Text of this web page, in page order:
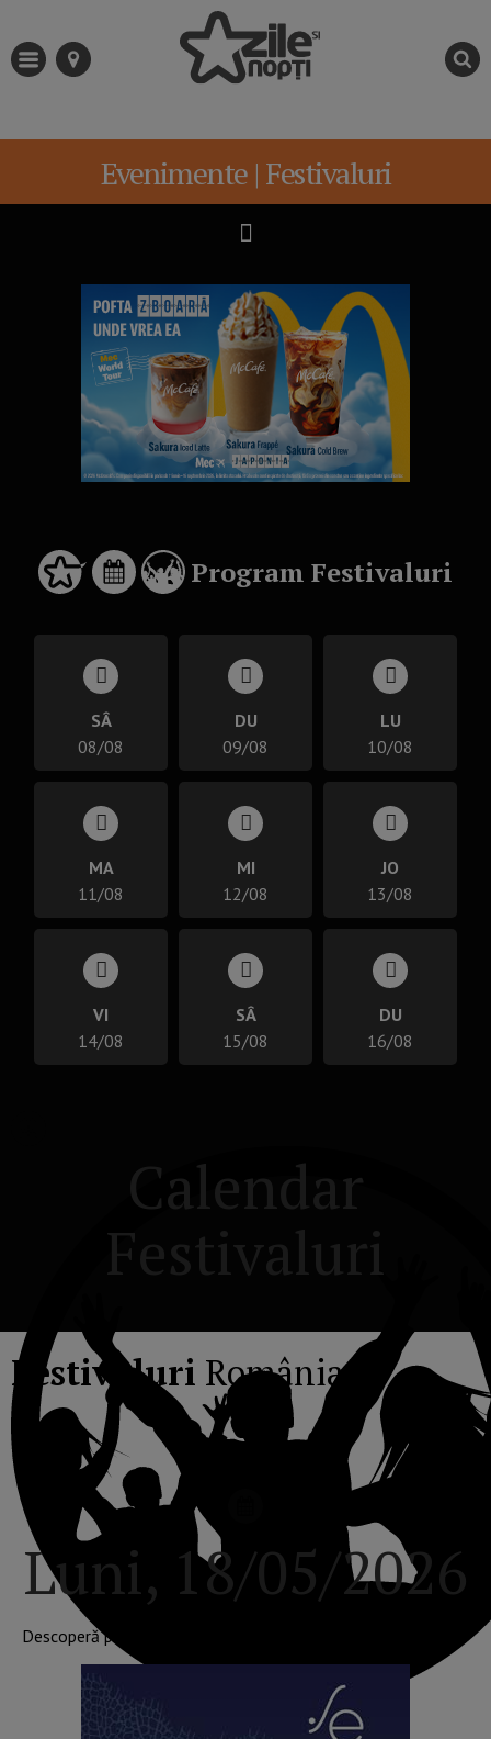
Evenimente | Festivaluri
ProgramFestivaluri
SÂ
08/08
DU
09/08
LU
10/08
MA
11/08
MI
12/08
JO
13/08
VI
14/08
SÂ
15/08
DU
16/08
Calendar
Festivaluri
Festivaluri România
Luni, 18/05/2026
Descoperă programul festivalurilor din România astăzi!